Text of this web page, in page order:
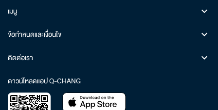
เมนู
ข้อกำหนดและเงื่อนไข
ติดต่อเรา
ดาวน์โหลดแอป Q-CHANG